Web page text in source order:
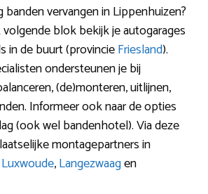
vervangen in Lippenhuizen?
blok bekijk je autogarages
in de buurt (provincieFriesland).
ondersteunen je bij
(de)monteren, uitlijnen,
Informeer ook naar de opties
(ook wel bandenhotel). Via deze
montagepartners in
Luxwoude,Langezwaagen